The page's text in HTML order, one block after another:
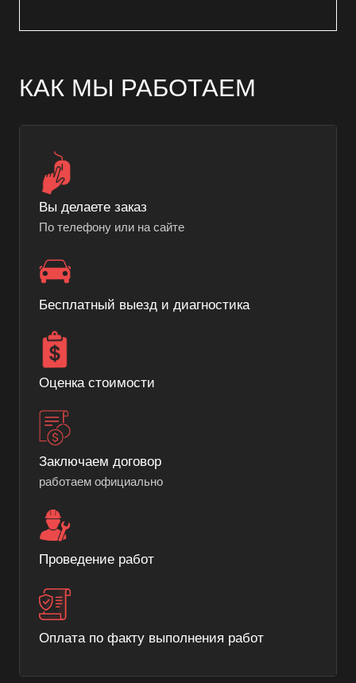
КАК МЫ РАБОТАЕМ
Вы делаете заказ
По телефону или на сайте
Бесплатный выезд и диагностика
Оценка стоимости
Заключаем договор
работаем официально
Проведение работ
Оплата по факту выполнения работ